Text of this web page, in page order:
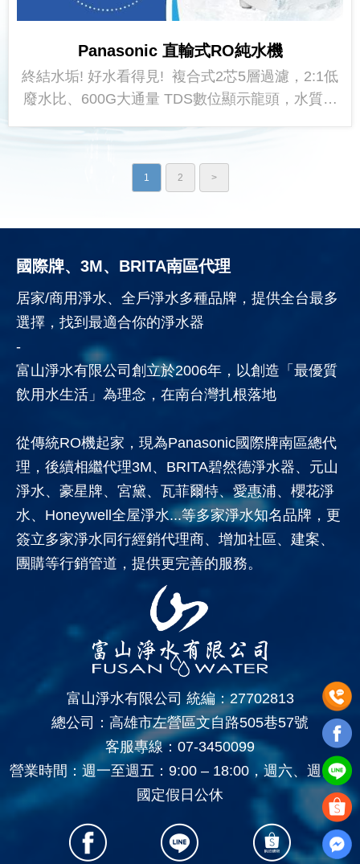
Panasonic 直輸式RO純水機
終結水垢! 好水看得見! 複合式2芯5層過濾，2:1低
廢水比、600G大通量 TDS數位顯示龍頭，水質狀
1 2 >
國際牌、3M、BRITA南區代理
居家/商用淨水、全戶淨水多種品牌，提供全台最多
選擇，找到最適合你的淨水器
-
富山淨水有限公司創立於2006年，以創造「最優質
飲用水生活」為理念，在南台灣扎根落地
從傳統RO機起家，現為Panasonic國際牌南區總代
理，後續相繼代理3M、BRITA碧然德淨水器、元山
淨水、豪星牌、宮黛、瓦菲爾特、愛惠浦、櫻花淨
水、Honeywell全屋淨水...等多家淨水知名品牌，更
簽立多家淨水同行經銷代理商、增加社區、建案、
團購等行銷管道，提供更完善的服務。
富山淨水有限公司 統編：27702813
總公司：高雄市左營區文自路505巷57號
客服專線： 07-3450099
營業時間：週一至週五：9:00 – 18:00，週六、週日、
國定假日公休